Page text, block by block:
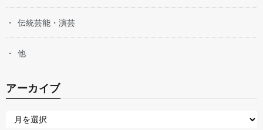
伝統芸能・演芸
他
アーカイブ